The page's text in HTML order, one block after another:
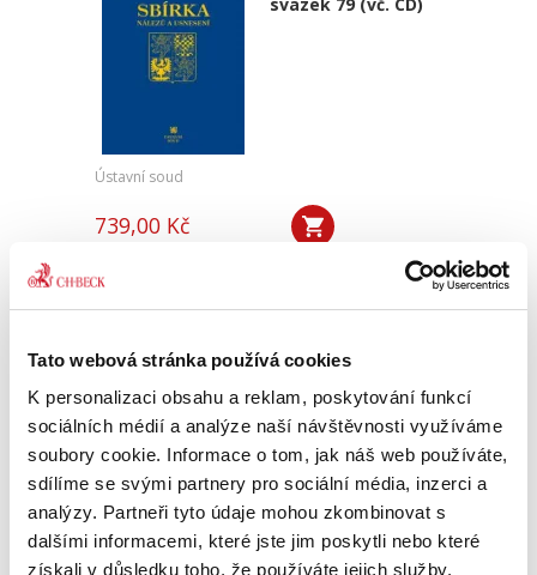
Tato webová stránka používá cookies
K personalizaci obsahu a reklam, poskytování funkcí
sociálních médií a analýze naší návštěvnosti využíváme
soubory cookie. Informace o tom, jak náš web používáte,
sdílíme se svými partnery pro sociální média, inzerci a
analýzy. Partneři tyto údaje mohou zkombinovat s
dalšími informacemi, které jste jim poskytli nebo které
získali v důsledku toho, že používáte jejich služby.
Ústavní soud
739,00 Kč
Sbírka obsahuje v chronologickém pořadí
pomůckou k interpretaci a...
Sbírka nálezů a
usnesení ÚS ČR,
svazek 78 (vč. CD)